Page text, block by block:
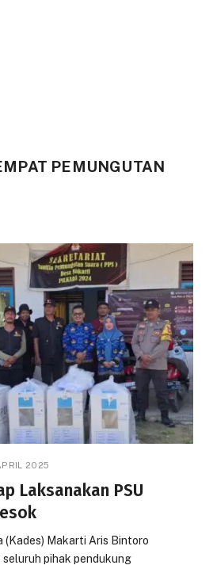
PEMUNGUTAN
2025
Laksanakan PSU
(Kades) Makarti Aris Bintoro
pihak pendukung